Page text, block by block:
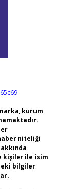
kurum
niteliği
kişiler ile isim
bilgiler